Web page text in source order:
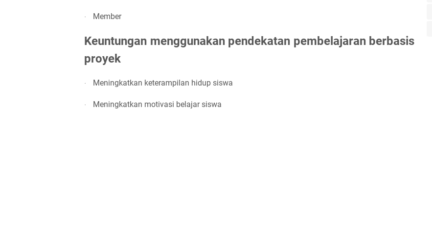
· Member
Keuntungan menggunakan pendekatan pembelajaran berbasis
proyek
· Meningkatkan keterampilan hidup siswa
· Meningkatkan motivasi belajar siswa